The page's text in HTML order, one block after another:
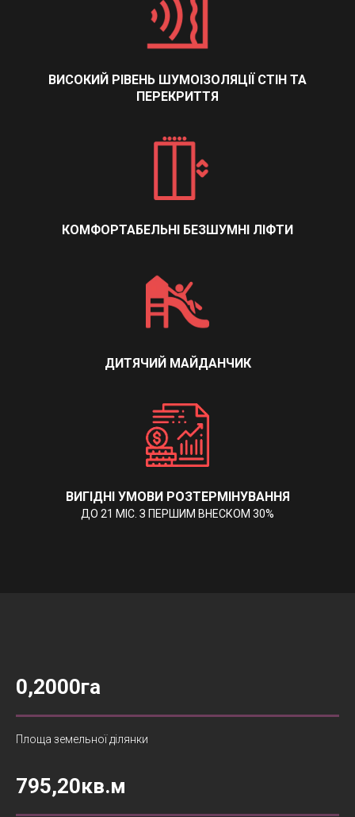
ВИСОКИЙ РІВЕНЬ ШУМОІЗОЛЯЦІЇ СТІН ТА
ПЕРЕКРИТТЯ
КОМФОРТАБЕЛЬНІ БЕЗШУМНІ ЛІФТИ
ДИТЯЧИЙ МАЙДАНЧИК
ВИГІДНІ УМОВИ РОЗТЕРМІНУВАННЯ
ДО 21 МІС. З ПЕРШИМ ВНЕСКОМ 30%
0,2000га
Площа земельної ділянки
795,20кв.м